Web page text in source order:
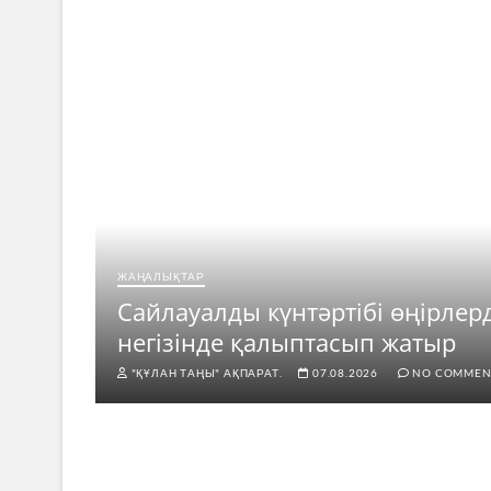
ЖАҢАЛЫҚТАР
Сайлауалды күнтәртібі
негізінде қалыптасып жатыр
"ҚҰЛАН ТАҢЫ" АҚПАРАТ. 07.08.2026 NO